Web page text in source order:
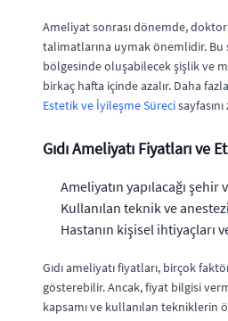
Ameliyat sonrası dönemde,
talimatlarına uymak önemlidir. Bu
bölgesinde oluşabilecek şişlik ve
birkaç hafta içinde azalır. Daha
Estetik ve İyileşme Süreci
Gıdı Ameliyatı Fiyatları ve
Ameliyatın yapılacağı şehir
Kullanılan teknik ve
Hastanın kişisel ihtiyaçları
Gıdı ameliyatı fiyatları, birçok
gösterebilir. Ancak, fiyat bilgisi
kapsamı ve kullanılan tekniklerin